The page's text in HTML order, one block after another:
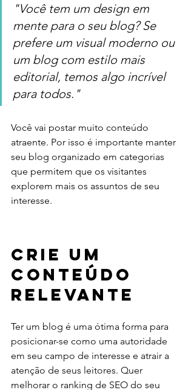
"Você tem um design em
mente para o seu blog? Se
prefere um visual moderno ou
um blog com estilo mais
editorial, temos algo incrível
para todos."
Você vai postar muito conteúdo
atraente. Por isso é importante manter
seu blog organizado em categorias
que permitem que os visitantes
explorem mais os assuntos de seu
interesse.
Crie um
Conteúdo
Relevante
Ter um blog é uma ótima forma para
posicionar-se como uma autoridade
em seu campo de interesse e atrair a
atenção de seus leitores. Quer
melhorar o ranking de SEO do seu